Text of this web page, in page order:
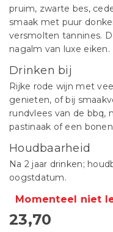
pruim, zwarte bes,
smaak met puur
versmolten tannines.
nagalm van luxe eiken.
Drinken bij
Rijke rode wijn met
genieten, of bij
rundvlees van de
pastinaak of een
Houdbaarheid
Na 2 jaar drinken;
oogstdatum.
Momenteel niet
23,70